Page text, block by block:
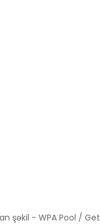
şəkil - WPA Pool /